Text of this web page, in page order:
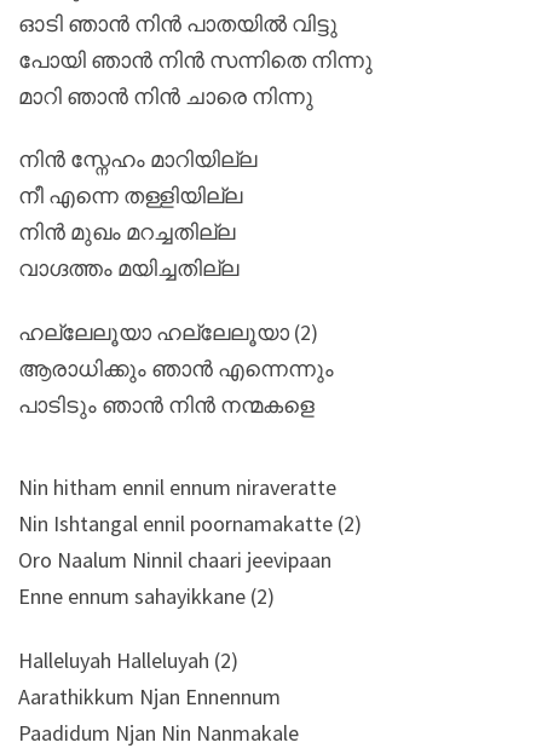
ഓടി ഞാൻ നിൻ പാതയിൽ വിട്ടു
പോയി ഞാൻ നിൻ സന്നിതെ നിന്നു
മാറി ഞാൻ നിൻ ചാരെ നിന്നു
നിൻ സ്നേഹം മാറിയില്ല
നീ എന്നെ തള്ളിയില്ല
നിൻ മുഖം മറച്ചതില്ല
വാഗ്ദത്തം മയിച്ചതില്ല
ഹല്ലേലൂയാ ഹല്ലേലൂയാ (2)
ആരാധിക്കും ഞാൻ എന്നെന്നും
പാടിടും ഞാൻ നിൻ നന്മകളെ
Nin hitham ennil ennum niraveratte
Nin Ishtangal ennil poornamakatte (2)
Oro Naalum Ninnil chaari jeevipaan
Enne ennum sahayikkane (2)
Halleluyah Halleluyah (2)
Aarathikkum Njan Ennennum
Paadidum Njan Nin Nanmakale